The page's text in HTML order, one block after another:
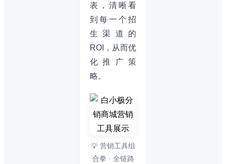
表，清晰看
到每一个招
生渠道的
ROI，从而优
化推广策
略。
💡 营销工具组
合拳 · 全链路